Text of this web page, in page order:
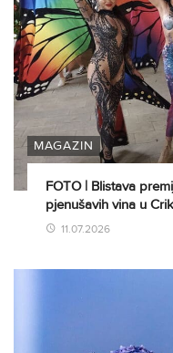
MAGAZIN
FOTO | Blistava
pjenušavih vina u
11.07.2026